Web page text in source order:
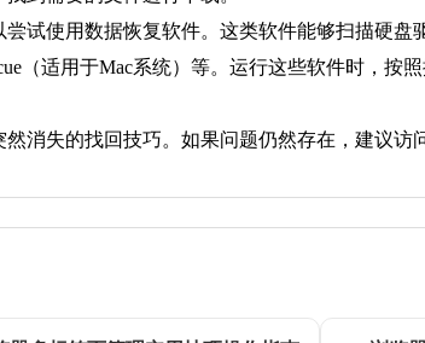
试使用数据恢复软件。这类软件能够扫描硬盘
（适用于Mac系统）等。运行这些软件时，
消失的找回技巧。如果问题仍然存在，建议访